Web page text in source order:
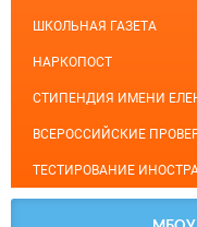
ШКОЛЬНАЯ ГАЗЕТА
НАРКОПОСТ
СТИПЕНДИЯ ИМЕНИ
ВСЕРОССИЙСКИЕ
ТЕСТИРОВАНИЕ